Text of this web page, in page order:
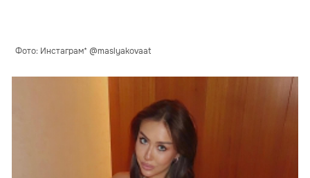
Фото: Инстаграм* @maslyakovaat